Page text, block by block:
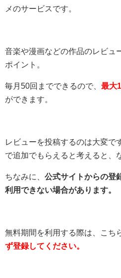
メのサービスです。
音楽や漫画などの作品のレビュ
ポイント。
毎月50回までできるので、 最大
ができます。
レビューを投稿するのは大変で
で追加でもらえると考えると、
ちなみに、 公式サイトからの登
利用できない場合があります。
無料期間を利用する際は、こち
ず登録してください。